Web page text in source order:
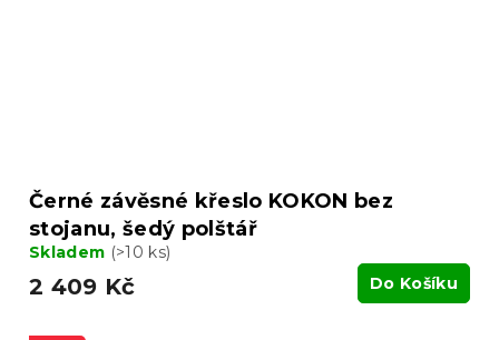
Černé závěsné křeslo KOKON bez
stojanu, šedý polštář
Skladem (>10 ks)
2 409 Kč Do Košíku